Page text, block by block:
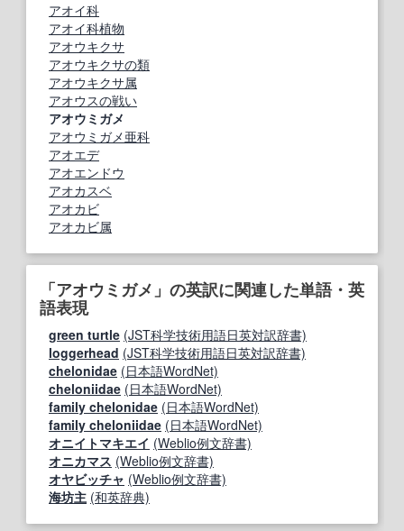
アオイ科
アオイ科植物
アオウキクサ
アオウキクサの類
アオウキクサ属
アオウスの戦い
アオウミガメ
アオウミガメ亜科
アオエデ
アオエンドウ
アオカスベ
アオカビ
アオカビ属
「アオウミガメ」の英訳に関連した単語・英
語表現
green turtle (JST科学技術用語日英対訳辞書)
loggerhead (JST科学技術用語日英対訳辞書)
chelonidae (日本語WordNet)
cheloniidae (日本語WordNet)
family chelonidae (日本語WordNet)
family cheloniidae (日本語WordNet)
オニイトマキエイ (Weblio例文辞書)
オニカマス (Weblio例文辞書)
オヤビッチャ (Weblio例文辞書)
海坊主 (和英辞典)